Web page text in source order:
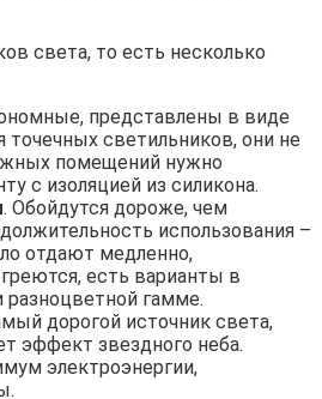
света, то есть несколько
представлены в виде
точечных светильников, они не
помещений нужно
с изоляцией из силикона.
. Обойдутся дороже, чем
использования –
отдают медленно,
есть варианты в
гамме.
дорогой источник света,
эффект звездного неба.
электроэнергии,